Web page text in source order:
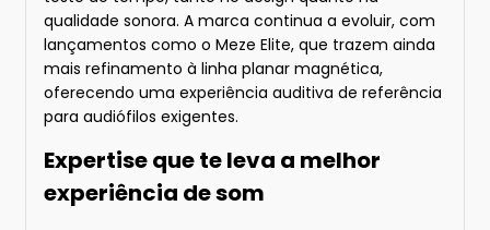
qualidade sonora. A marca continua a evoluir, com
lançamentos como o Meze Elite, que trazem ainda
mais refinamento à linha planar magnética,
oferecendo uma experiência auditiva de referência
para audiófilos exigentes.
Expertise que te leva a melhor
experiência de som